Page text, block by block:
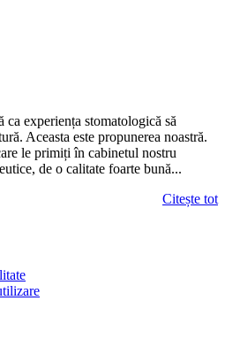
ca experiența stomatologică să
Aceasta este propunerea noastră.
le primiți în cabinetul nostru
de o calitate foarte bună...
Citește tot